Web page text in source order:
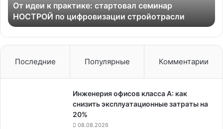
цифровизации
стройотрасли
От идеи к практике: стартовал семинар
НОСТРОЙ по цифровизации стройотрасли
Последние Популярные Комментарии
Инженерия офисов класса А: как
снизить эксплуатационные затраты на
20%
08.08.2026